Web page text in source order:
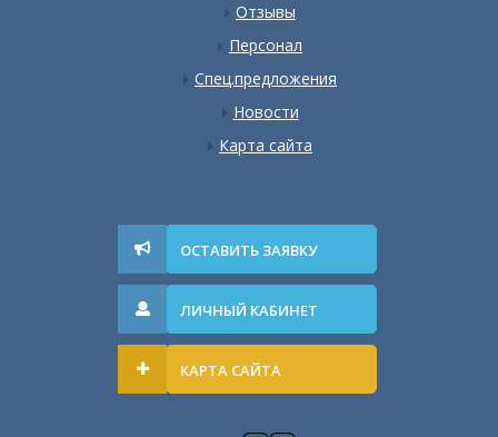
Отзывы
Персонал
Спец.предложения
Новости
Карта сайта
ОСТАВИТЬ ЗАЯВКУ
ЛИЧНЫЙ КАБИНЕТ
КАРТА САЙТА